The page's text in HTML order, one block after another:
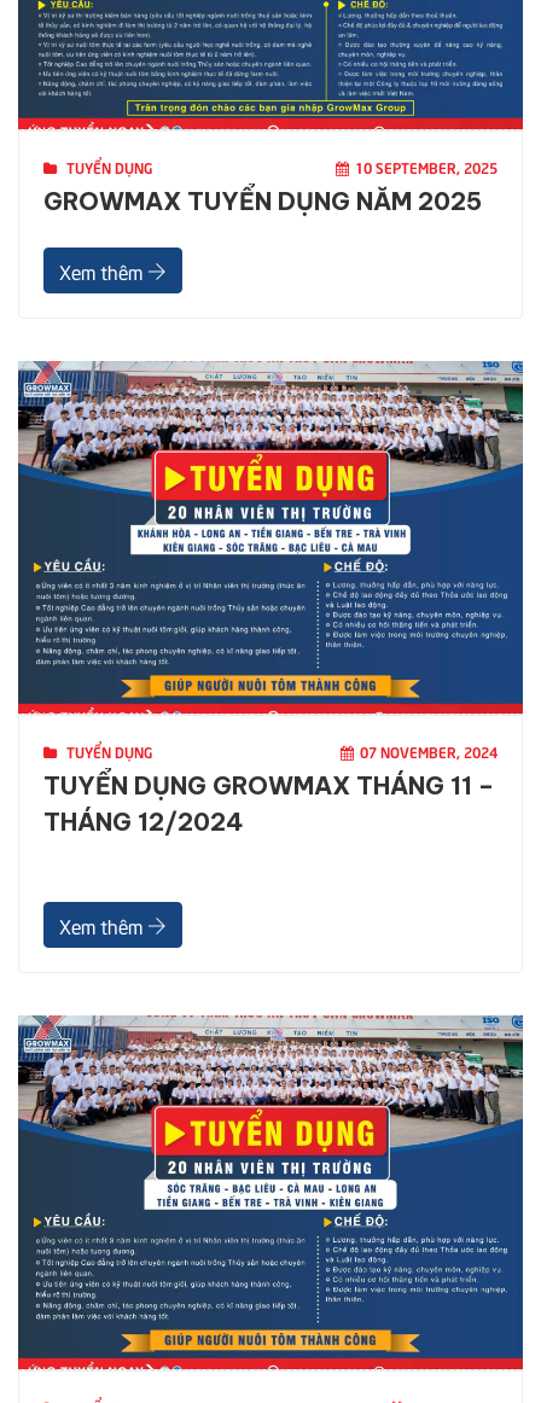
TUYỂN DỤNG 10 SEPTEMBER, 2025
GROWMAX TUYỂN DỤNG NĂM 2025
Xem thêm
TUYỂN DỤNG 07 NOVEMBER, 2024
TUYỂN DỤNG GROWMAX THÁNG 11 –
THÁNG 12/2024
Xem thêm